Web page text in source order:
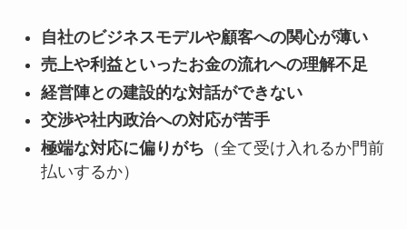
自社のビジネスモデルや顧客への関心が薄い
売上や利益といったお金の流れへの理解不足
経営陣との建設的な対話ができない
交渉や社内政治への対応が苦手
極端な対応に偏りがち （全て受け入れるか門前
払いするか）